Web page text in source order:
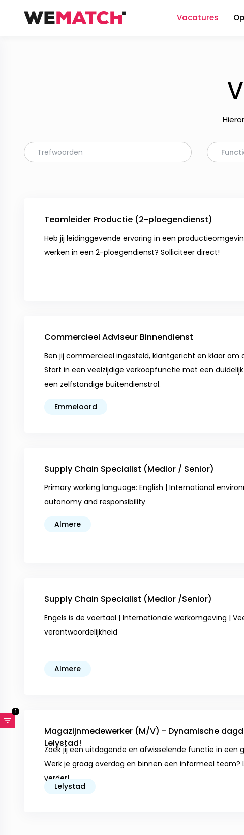
Vacatures
Teamleider Productie (2-ploegendienst)
Heb jij leidinggevende ervaring in een
werken in een 2-ploegendienst? Solliciteer direct!
Commercieel Adviseur Binnendienst
Ben jij commercieel ingesteld, klantgericht en klaar om
Start in een veelzijdige verkoopfunctie met een
een zelfstandige buitendienstrol.
Emmeloord
Supply Chain Specialist (Medior / Senior)
Primary working language: English | International
autonomy and responsibility
Almere
Supply Chain Specialist (Medior /Senior)
Engels is de voertaal | Internationale werkomgeving |
verantwoordelijkheid
Almere
Magazijnmedewerker (M/V) - Dynamische
Lelystad!
Zoek jij een uitdagende en afwisselende functie in een
Werk je graag overdag en binnen een informeel team?
verder!
Lelystad
1